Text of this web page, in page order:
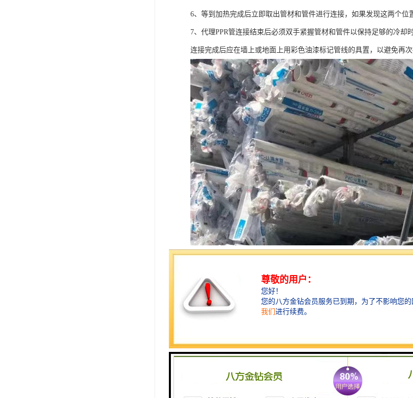
6、等到加热完成后立即取出管材和管件进行连接，如果发现这两个
7、代理PPR管连接结束后必须双手紧握管材和管件以保持足够的冷
连接完成后应在墙上或地面上用彩色油漆标记管线的具置，以避免再次